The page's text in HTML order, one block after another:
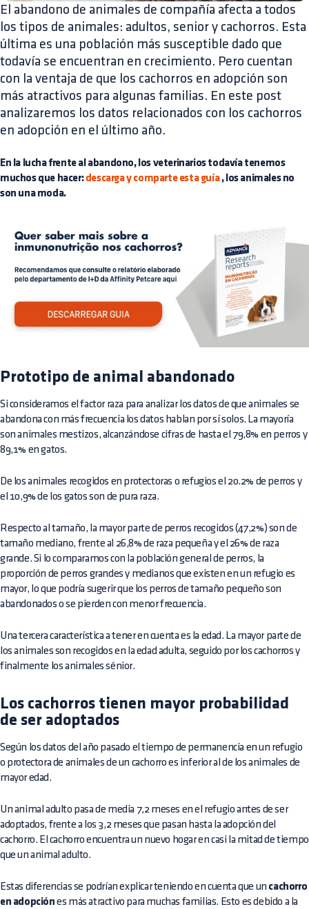
El abandono de animales de compañía afecta a todos
los tipos de animales: adultos, senior y cachorros. Esta
última es una población más susceptible dado que
todavía se encuentran en crecimiento. Pero cuentan
con la ventaja de que los cachorros en adopción son
más atractivos para algunas familias. En este post
analizaremos los datos relacionados con los cachorros
en adopción en el último año.
En la lucha frente al abandono, los veterinarios todavía tenemos
muchos que hacer:descarga y comparte esta guía, los animales no
son una moda.
Prototipo de animal abandonado
Si consideramos el factor raza para analizar los datos de que animales se
abandona con más frecuencia los datos hablan por sí solos. La mayoría
son animales mestizos, alcanzándose cifras de hasta el 79,8% en perros y
89,1% en gatos.
De los animales recogidos en protectoras o refugios el 20.2% de perros y
el 10,9% de los gatos son de pura raza.
Respecto al tamaño, la mayor parte de perros recogidos (47,2%) son de
tamaño mediano, frente al 26,8% de raza pequeña y el 26% de raza
grande. Si lo comparamos con la población general de perros, la
proporción de perros grandes y medianos que existen en un refugio es
mayor, lo que podría sugerir que los perros de tamaño pequeño son
abandonados o se pierden con menor frecuencia.
Una tercera característica a tener en cuenta es la edad. La mayor parte de
los animales son recogidos en la edad adulta, seguido por los cachorros y
finalmente los animales sénior.
Los cachorros tienen mayor probabilidad
de ser adoptados
Según los datos del año pasado el tiempo de permanencia en un refugio
o protectora de animales de un cachorro es inferior al de los animales de
mayor edad.
Un animal adulto pasa de media 7,2 meses en el refugio antes de ser
adoptados, frente a los 3,2 meses que pasan hasta la adopción del
cachorro. El cachorro encuentra un nuevo hogar en casi la mitad de tiempo
que un animal adulto.
Estas diferencias se podrían explicar teniendo en cuenta que un cachorro
en adopción es más atractivo para muchas familias. Esto es debido a la